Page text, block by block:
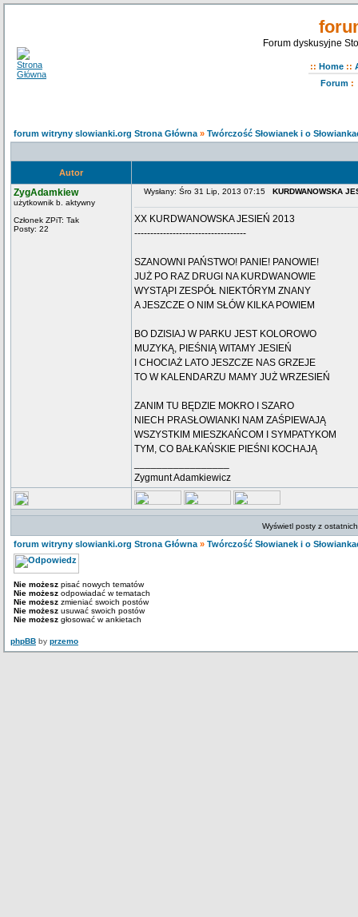
Forum dyskusyjne
:: Home ::
Forum:
forum witryny slowianki.org Strona Główna » Twórczość Słowianek i o
Autor
ZygAdamkiew
użytkownik b. aktywny
Członek ZPiT: Tak
Posty: 22
Wysłany: Śro 31 Lip, 2013 07:15 KURDWANOWSKA
XX KURDWANOWSKA JESIEŃ 2013
-----------------------------------
SZANOWNI PAŃSTWO! PANIE! PANOWIE!
JUŻ PO RAZ DRUGI NA KURDWANOWIE
WYSTĄPI ZESPÓŁ NIEKTÓRYM ZNANY
A JESZCZE O NIM SŁÓW KILKA POWIEM
BO DZISIAJ W PARKU JEST KOLOROWO
MUZYKĄ, PIEŚNIĄ WITAMY JESIEŃ
I CHOCIAŻ LATO JESZCZE NAS GRZEJE
TO W KALENDARZU MAMY JUŻ WRZESIEŃ
ZANIM TU BĘDZIE MOKRO I SZARO
NIECH PRASŁOWIANKI NAM ZAŚPIEWAJĄ
WSZYSTKIM MIESZKAŃCOM I SYMPATYKOM
TYM, CO BAŁKAŃSKIE PIEŚNI KOCHAJĄ
Zygmunt Adamkiewicz
Wyświetl posty z
forum witryny slowianki.org Strona Główna » Twórczość Słowianek i o
Nie możesz pisać nowych tematów
Nie możesz odpowiadać w tematach
Nie możesz zmieniać swoich postów
Nie możesz usuwać swoich postów
Nie możesz głosować w ankietach
phpBB by przemo